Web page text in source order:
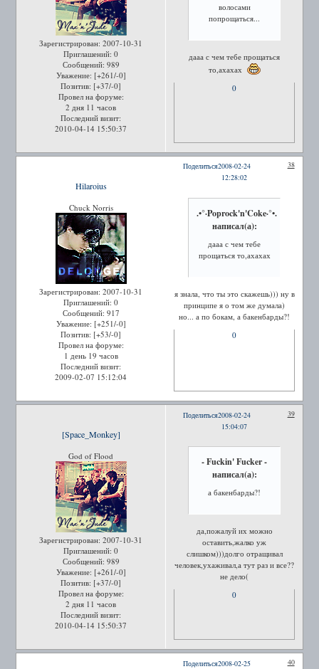
Зарегистрирован: 2007-10-31
Приглашений: 0
Сообщений: 989
Уважение: [+261/-0]
Позитив: [+37/-0]
Провел на форуме:
2 дня 11 часов
Последний визит:
2010-04-14 15:50:37
волосами
попрощаться...
дааа с чем тебе прощаться
то,ахахах
0
Поделиться 38
2008-02-24
12:28:02
Hilaroius
Chuck Norris
Зарегистрирован: 2007-10-31
Приглашений: 0
Сообщений: 917
Уважение: [+251/-0]
Позитив: [+53/-0]
Провел на форуме:
1 день 19 часов
Последний визит:
2009-02-07 15:12:04
.•°·Poprock'n'Coke·°•.
написал(а):
дааа с чем тебе
прощаться то,ахахах
я знала, что ты это скажешь))) ну в
принципе я о том же думала)
но... а по бокам, а бакенбарды?!
0
Поделиться 39
2008-02-24
15:04:07
[Space_Monkey]
God of Flood
Зарегистрирован: 2007-10-31
Приглашений: 0
Сообщений: 989
Уважение: [+261/-0]
Позитив: [+37/-0]
Провел на форуме:
2 дня 11 часов
Последний визит:
2010-04-14 15:50:37
- Fuckin' Fucker -
написал(а):
а бакенбарды?!
да,пожалуй их можно
оставить,жалко уж
слишком)))долго отращивал
человек,ухаживал,а тут раз и все??
не дело(
0
Поделиться 40
2008-02-25